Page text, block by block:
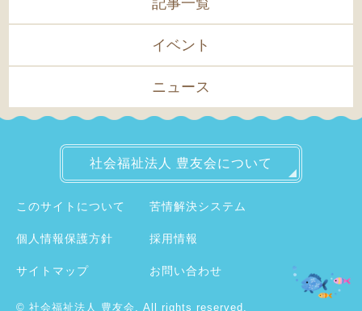
イベント
ニュース
社会福祉法人 豊友会について
このサイトについて 苦情解決システム
個人情報保護方針 採用情報
サイトマップ お問い合わせ
© 社会福祉法人 豊友会. All rights reserved.